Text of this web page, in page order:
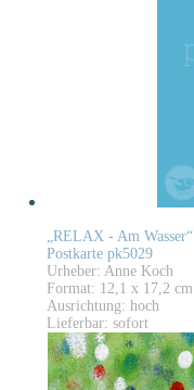
„RELAX - Am Wasser“
Postkarte pk5029
Urheber: Anne Koch
Format: 12,1 x 17,2 cm
Ausrichtung: hoch
Lieferbar: sofort